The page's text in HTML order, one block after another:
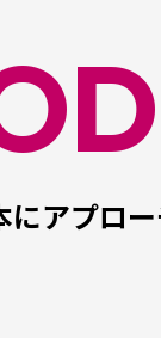
にアプロ